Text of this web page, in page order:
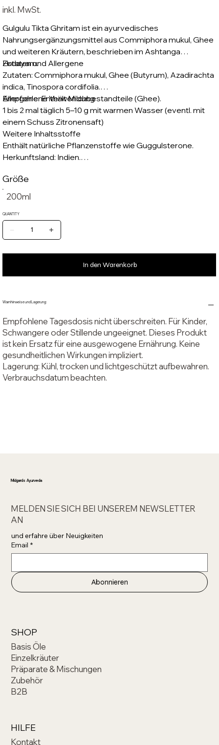
inkl. MwSt.
Gulgulu Tikta Ghritam ist ein ayurvedisches
Nahrungsergänzungsmittel aus Commiphora mukul, Ghee
und weiteren Kräutern, beschrieben im Ashtanga
Hrdayam.
Zutaten und Allergene
Zutaten: Commiphora mukul, Ghee (Butyrum), Azadirachta
indica, Tinospora cordifolia.
Allergene: Enthält Milchbestandteile (Ghee).
Empfohlene Verwendung
1 bis 2 mal täglich 5–10 g mit warmen Wasser (eventl. mit
einem Schuss Zitronensaft)
Weitere Inhaltsstoffe
Enthält natürliche Pflanzenstoffe wie Guggulsterone.
Herkunftsland: Indien.
Seesen, Germany.
Hersteller: AVN Pharmacy, Tamil Nadu.
200ml
Größe
QUANTITY
In den Warenkorb
Warnhinweise und Lagerung:
Empfohlene Tagesdosis nicht überschreiten. Für Kinder,
Schwangere oder Stillende ungeeignet. Dieses Produkt
ist kein Ersatz für eine ausgewogene Ernährung. Keine
gesundheitlichen Wirkungen impliziert.
Lagerung: Kühl, trocken und lichtgeschützt aufbewahren.
Verbrauchsdatum beachten.
HILFE
Kontakt
SHOP
Basis Öle
Einzelkräuter
Präparate & Mischungen
Zubehör
B2B
Midgards Ayurveda
MELDEN SIE SICH BEI UNSEREM NEWSLETTER
AN
Email *
Abonnieren